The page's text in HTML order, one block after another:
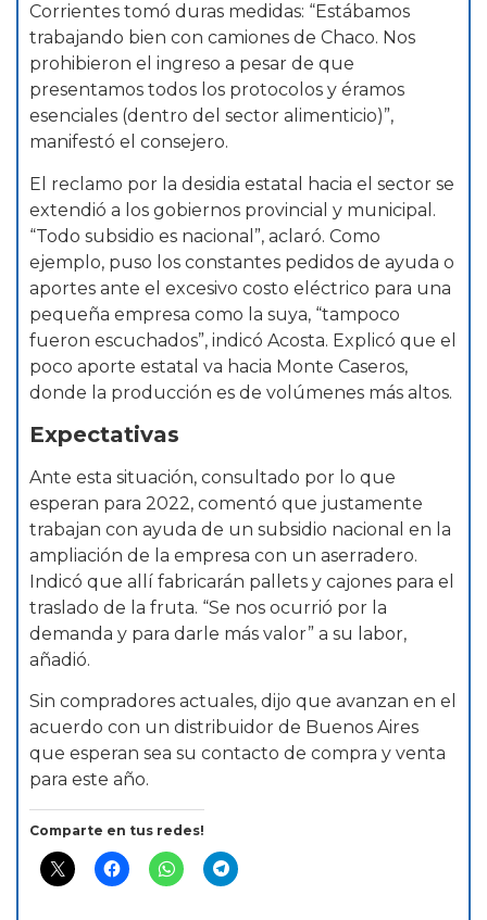
Corrientes tomó duras medidas: “Estábamos
trabajando bien con camiones de Chaco. Nos
prohibieron el ingreso a pesar de que
presentamos todos los protocolos y éramos
esenciales (dentro del sector alimenticio)”,
manifestó el consejero.
El reclamo por la desidia estatal hacia el sector se
extendió a los gobiernos provincial y municipal.
“Todo subsidio es nacional”, aclaró. Como
ejemplo, puso los constantes pedidos de ayuda o
aportes ante el excesivo costo eléctrico para una
pequeña empresa como la suya, “tampoco
fueron escuchados”, indicó Acosta. Explicó que el
poco aporte estatal va hacia Monte Caseros,
donde la producción es de volúmenes más altos.
Expectativas
Ante esta situación, consultado por lo que
esperan para 2022, comentó que justamente
trabajan con ayuda de un subsidio nacional en la
ampliación de la empresa con un aserradero.
Indicó que allí fabricarán pallets y cajones para el
traslado de la fruta. “Se nos ocurrió por la
demanda y para darle más valor” a su labor,
añadió.
Sin compradores actuales, dijo que avanzan en el
acuerdo con un distribuidor de Buenos Aires
que esperan sea su contacto de compra y venta
para este año.
Comparte en tus redes!